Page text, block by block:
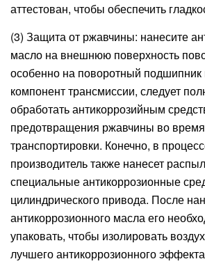
аттестован, чтобы обеспечить
(3) Защита от ржавчины: нанесите
масло на внешнюю поверхность
особенно на поворотный подшипник
компонент трансмиссии, следует
обработать антикоррозийным
предотвращения ржавчины во
транспортировки. Конечно, в
производитель также нанесет
специальные антикоррозионные
цилиндрического привода. После
антикоррозионного масла его
упаковать, чтобы изолировать
лучшего антикоррозионного